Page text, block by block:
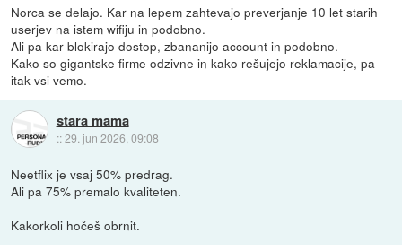
Norca se delajo. Kar na lepem zahtevajo preverjanje 10 let starih
userjev na istem wifiju in podobno.
Ali pa kar blokirajo dostop, zbananijo account in podobno.
Kako so gigantske firme odzivne in kako rešujejo reklamacije, pa
itak vsi vemo.
stara mama
::29. jun 2026, 09:08
Neetflix je vsaj 50% predrag.
Ali pa 75% premalo kvaliteten.
Kakorkoli hočeš obrnit.